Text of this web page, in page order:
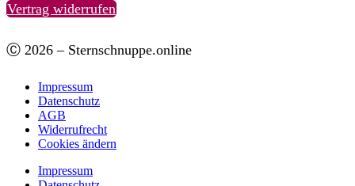
Vertrag widerrufen
Ⓒ 2026 – Sternschnuppe.online
Impressum
Datenschutz
AGB
Widerrufrecht
Cookies ändern
Impressum